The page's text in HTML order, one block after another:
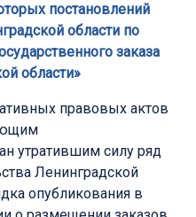
постановлений
области по
заказа
области»
правовых актов
утратившим силу ряд
Ленинградской
опубликования в